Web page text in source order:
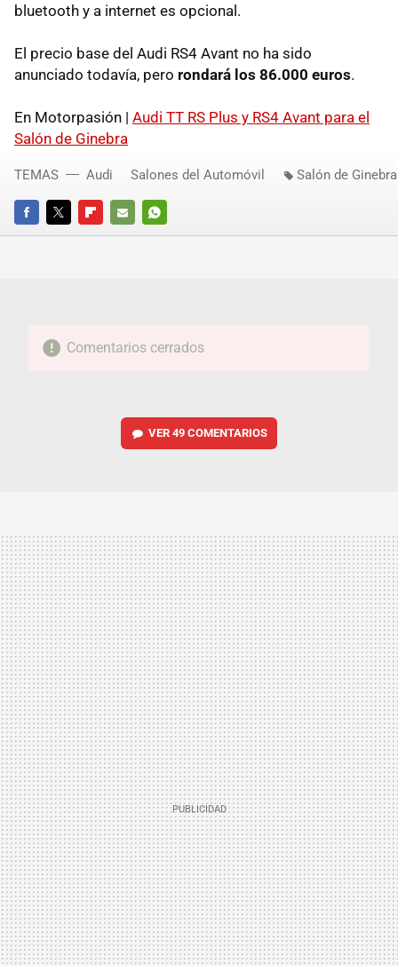
bluetooth y a internet es opcional.
El precio base del Audi RS4 Avant no ha sido
anunciado todavía, pero rondará los 86.000 euros.
En Motorpasión | Audi TT RS Plus y RS4 Avant para el
Salón de Ginebra
FACEBOOKTWITTERFLIPBOARD
E-
WHATSAPP
TEMAS Audi Salones del Automóvil Salón de Ginebra
Comentarios cerrados
VER 49 COMENTARIOS